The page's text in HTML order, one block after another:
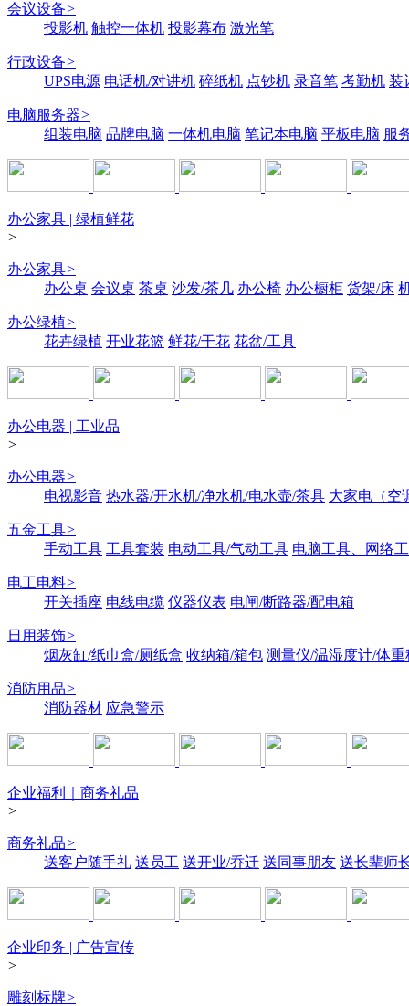
会议设备>
投影机 触控一体机 投影幕布 激光笔
行政设备>
UPS电源 电话机/对讲机 碎纸机 点钞机 录音笔 考勤机 装
电脑服务器>
组装电脑 品牌电脑 一体机电脑 笔记本电脑 平板电脑 服
办公家具 | 绿植鲜花
>
办公家具>
办公桌 会议桌 茶桌 沙发/茶几 办公椅 办公橱柜 货架/床
办公绿植>
花卉绿植 开业花篮 鲜花/干花 花盆/工具
办公电器 | 工业品
>
办公电器>
电视影音 热水器/开水机/净水机/电水壶/茶具 大家电（空
五金工具>
手动工具 工具套装 电动工具/气动工具 电脑工具、网络
电工电料>
开关插座 电线电缆 仪器仪表 电闸/断路器/配电箱
日用装饰>
烟灰缸/纸巾盒/厕纸盒 收纳箱/箱包 测量仪/温湿度计/体重
消防用品>
消防器材 应急警示
企业福利｜商务礼品
>
商务礼品>
送客户随手礼 送员工 送开业/乔迁 送同事朋友 送长辈师
企业印务 | 广告宣传
>
雕刻标牌>